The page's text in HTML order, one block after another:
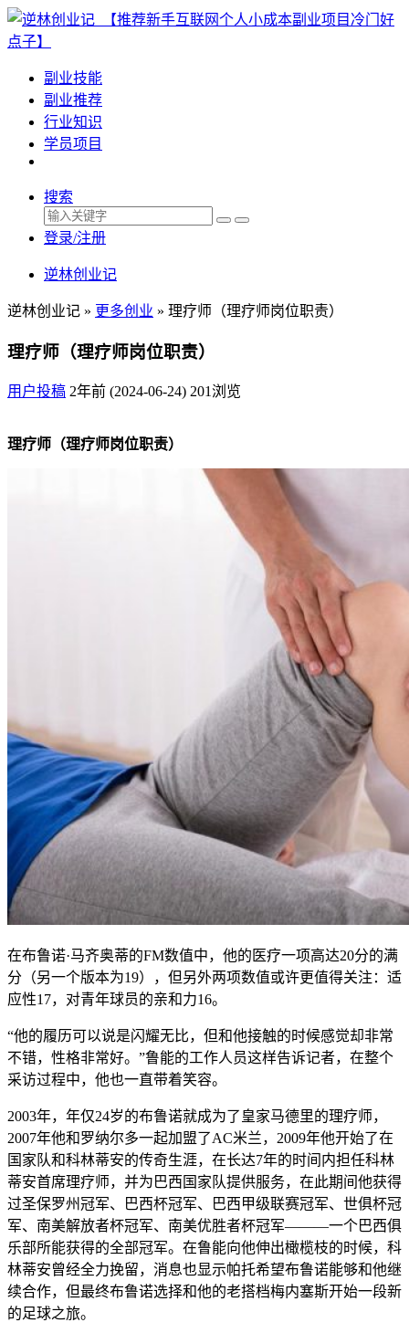
副业技能
副业推荐
行业知识
学员项目
搜索
登录/注册
逆林创业记
逆林创业记 » 更多创业 » 理疗师（理疗师岗位职责）
理疗师（理疗师岗位职责）
用户投稿 2年前 (2024-06-24) 201浏览
理疗师（理疗师岗位职责）
在布鲁诺·马齐奥蒂的FM数值中，他的医疗一项高达20分的满
分（另一个版本为19），但另外两项数值或许更值得关注：适
应性17，对青年球员的亲和力16。
“他的履历可以说是闪耀无比，但和他接触的时候感觉却非常
不错，性格非常好。”鲁能的工作人员这样告诉记者，在整个
采访过程中，他也一直带着笑容。
2003年，年仅24岁的布鲁诺就成为了皇家马德里的理疗师，
2007年他和罗纳尔多一起加盟了AC米兰，2009年他开始了在
国家队和科林蒂安的传奇生涯，在长达7年的时间内担任科林
蒂安首席理疗师，并为巴西国家队提供服务，在此期间他获得
过圣保罗州冠军、巴西杯冠军、巴西甲级联赛冠军、世俱杯冠
军、南美解放者杯冠军、南美优胜者杯冠军———一个巴西俱
乐部所能获得的全部冠军。在鲁能向他伸出橄榄枝的时候，科
林蒂安曾经全力挽留，消息也显示帕托希望布鲁诺能够和他继
续合作，但最终布鲁诺选择和他的老搭档梅内塞斯开始一段新
的足球之旅。